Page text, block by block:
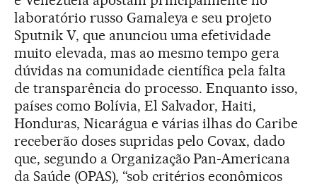
laboratório russo Gamaleya e seu projeto
Sputnik V, que anunciou uma efetividade
muito elevada, mas ao mesmo tempo gera
dúvidas na comunidade científica pela falta
de transparência do processo. Enquanto isso,
países como Bolívia, El Salvador, Haiti,
Honduras, Nicarágua e várias ilhas do Caribe
receberão doses supridas pelo Covax, dado
que, segundo a Organização Pan-Americana
da Saúde (OPAS), “sob critérios econômicos